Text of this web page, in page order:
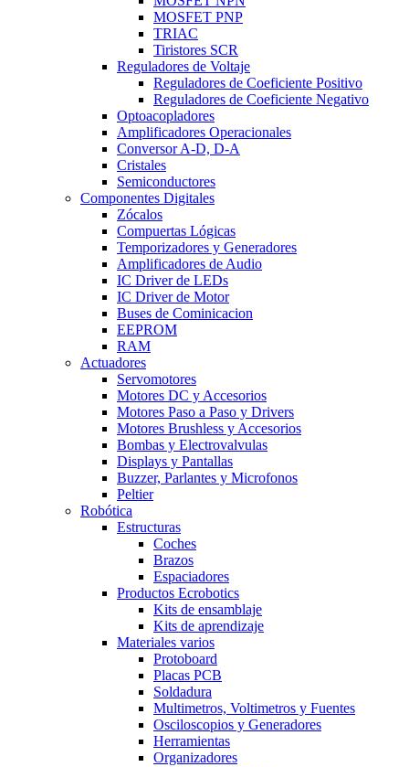
MOSFET PNP
TRIAC
Tiristores SCR
Reguladores de Voltaje
Reguladores de Coeficiente Positivo
Reguladores de Coeficiente Negativo
Optoacopladores
Amplificadores Operacionales
Conversor A-D, D-A
Cristales
Semiconductores
Componentes Digitales
Zócalos
Compuertas Lógicas
Temporizadores y Generadores
Amplificadores de Audio
IC Driver de LEDs
IC Driver de Motor
Buses de Cominicacion
EEPROM
RAM
Actuadores
Servomotores
Motores DC y Accesorios
Motores Paso a Paso y Drivers
Motores Brushless y Accesorios
Bombas y Electrovalvulas
Displays y Pantallas
Buzzer, Parlantes y Microfonos
Peltier
Robótica
Estructuras
Coches
Brazos
Espaciadores
Productos Ecrobotics
Kits de ensamblaje
Kits de aprendizaje
Materiales varios
Protoboard
Placas PCB
Soldadura
Multimetros, Voltimetros y Fuentes
Osciloscopios y Generadores
Herramientas
Organizadores